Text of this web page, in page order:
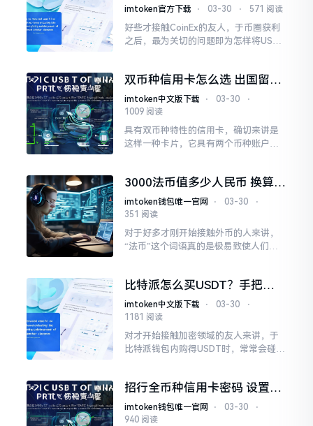
流程指南
imtoken官方下载 ⋅ 03-30 ⋅ 571 阅读
好些才接触CoinEx的友人，于币圈获利
之后，最为关切的问题即为怎样将USDT
以及恰当的挂单形式。
双币种信用卡怎么选 出国留学
海淘必备神器
imtoken中文版下载 ⋅ 03-30
⋅
1009 阅读
具有双币种特性的信用卡，确切来讲是
这样一种卡片，它具有两个币种账户，
外或者进行海淘操作时以外币来记账。
3000法币值多少人民币 换算与
省钱技巧
imtoken钱包唯一官网 ⋅ 03-30
⋅
351 阅读
对于好多才刚开始接触外币的人来讲，
“法币”这个词语真的是极易致使人们感
主要的欧洲国家都采用欧元。依照近期
的汇率
比特派怎么买USDT？手把手
教你安全购币
imtoken中文版下载 ⋅ 03-30
⋅
1181 阅读
对才开始接触加密领域的友人来讲，于
比特派钱包内购得USDT时，常常会碰到
辑，整个流程并非繁杂。接下来
招行全币种信用卡密码 设置使
用常见问题全解析
imtoken钱包唯一官网 ⋅ 03-30
⋅
940 阅读